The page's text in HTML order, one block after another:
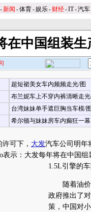
-新闻 -体育-娱乐- 财经-IT-汽车
在中国组装
超短裙美女车内频频走光/图
布兰妮车上不穿内裤清晰走光
台湾妹妹单手遮巨胸当车模/图
希尔顿与妹妹房车内癫狂一幕
可下， 大发汽车公司明年
示：大发每年将在中国组
1.5L引擎的车
随着油价
政府推出了对
策，中国对